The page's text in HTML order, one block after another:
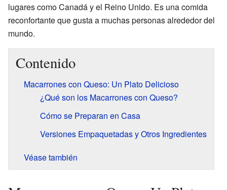
lugares como Canadá y el Reino Unido. Es una comida
reconfortante que gusta a muchas personas alrededor del
mundo.
Contenido
Macarrones con Queso: Un Plato Delicioso
¿Qué son los Macarrones con Queso?
Cómo se Preparan en Casa
Versiones Empaquetadas y Otros Ingredientes
Véase también